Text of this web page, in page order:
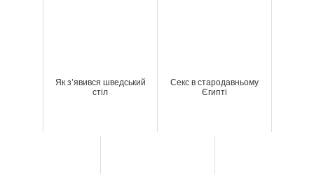
Як з’явився шведський
стіл
Секс в стародавньому
Єгипті